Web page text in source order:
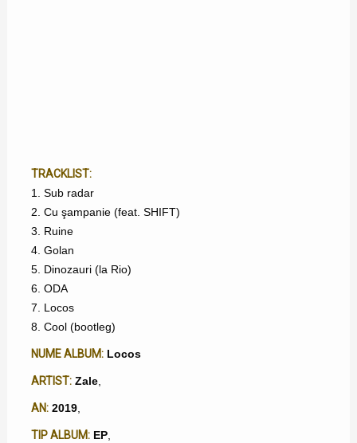
TRACKLIST:
1. Sub radar
2. Cu şampanie (feat. SHIFT)
3. Ruine
4. Golan
5. Dinozauri (la Rio)
6. ODA
7. Locos
8. Cool (bootleg)
NUME ALBUM: Locos
ARTIST: Zale,
AN: 2019,
TIP ALBUM: EP,